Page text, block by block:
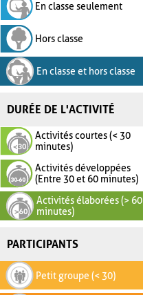
En classe seulement
Hors classe
En classe et hors classe
DURÉE DE L'ACTIVITÉ
Activités courtes (< 30
minutes)
Activités développées
(Entre 30 et 60 minutes)
Activités élaborées (> 60
minutes)
PARTICIPANTS
Petit groupe (< 30)